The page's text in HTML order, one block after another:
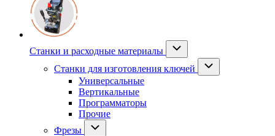
Станки и расходные материалы
Станки для изготовления ключей
Универсальные
Вертикальные
Программаторы
Прочие
Фрезы